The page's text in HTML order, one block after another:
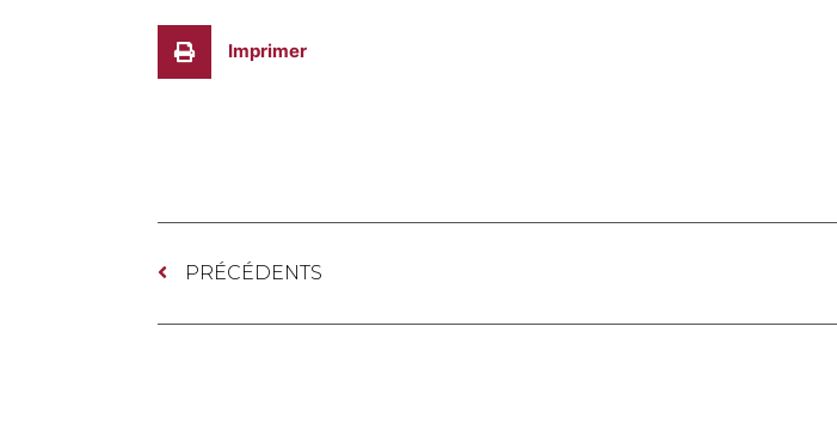
Imprimer
PRÉCÉDENTS